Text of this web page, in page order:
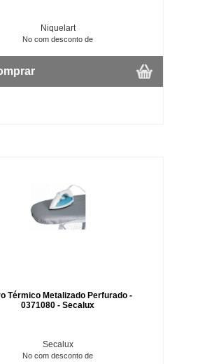
Niquelart
No com desconto de
Térmico Metalizado Perfurado -
0371080 - Secalux
Secalux
No com desconto de